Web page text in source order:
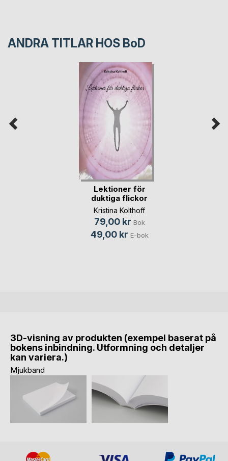
ANDRA TITLAR HOS BoD
Lektioner för
duktiga flickor
Kristina Kolthoff
79,00 kr Bok
49,00 kr E-bok
3D-visning av produkten (exempel baserat på
bokens inbindning. Utformning och detaljer
kan variera.)
Mjukband